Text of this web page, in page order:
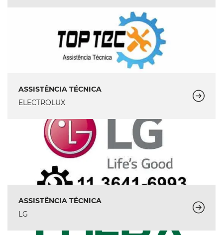
ASSISTÊNCIA TÉCNICA
ELECTROLUX
ASSISTÊNCIA TÉCNICA
LG